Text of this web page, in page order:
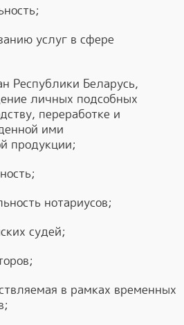
услуг в сфере
Республики Беларусь,
личных подсобных
переработке и
ими
продукции;
нотариусов;
судей;
в рамках временных